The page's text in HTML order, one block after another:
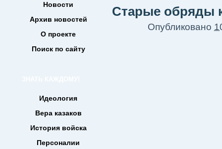
Новости
Архив новостей
О проекте
Поиск по сайту
Идеология
Вера казаков
История войска
Персоналии
Старые обряды
Опубликовано